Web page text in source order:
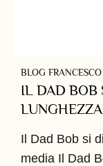
BLOG
IL DAD BOB
Il Dad Bob si
media Il Dad